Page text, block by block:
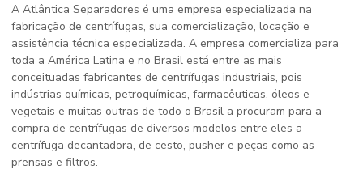
A Atlântica Separadores é uma empresa especializada na
fabricação de centrífugas, sua comercialização, locação e
assistência técnica especializada. A empresa comercializa para
toda a América Latina e no Brasil está entre as mais
conceituadas fabricantes de centrífugas industriais, pois
indústrias químicas, petroquímicas, farmacêuticas, óleos e
vegetais e muitas outras de todo o Brasil a procuram para a
compra de centrífugas de diversos modelos entre eles a
centrífuga decantadora, de cesto, pusher e peças como as
prensas e filtros.